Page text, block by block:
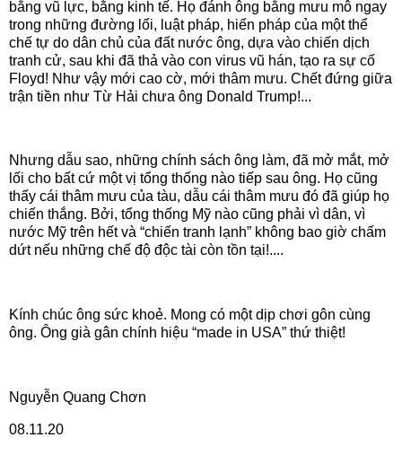
bằng vũ lực, bằng kinh tế. Họ đánh ông bằng mưu mô ngay
trong những đường lối, luật pháp, hiến pháp của một thể
chế tự do dân chủ của đất nước ông, dựa vào chiến dịch
tranh cử, sau khi đã thả vào con virus vũ hán, tạo ra sự cố
Floyd! Như vậy mới cao cờ, mới thâm mưu. Chết đứng giữa
trận tiền như Từ Hải chưa ông Donald Trump!...
Nhưng dẫu sao, những chính sách ông làm, đã mở mắt, mở
lối cho bất cứ một vị tổng thống nào tiếp sau ông. Họ cũng
thấy cái thâm mưu của tàu, dẫu cái thâm mưu đó đã giúp họ
chiến thắng. Bởi, tổng thống Mỹ nào cũng phải vì dân, vì
nước Mỹ trên hết và “chiến tranh lạnh” không bao giờ chấm
dứt nếu những chế độ độc tài còn tồn tại!....
Kính chúc ông sức khoẻ. Mong có một dịp chơi gôn cùng
ông. Ông già gân chính hiệu “made in USA” thứ thiệt!
Nguyễn Quang Chơn
08.11.20